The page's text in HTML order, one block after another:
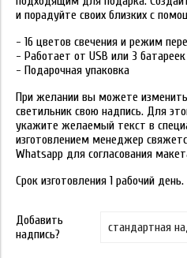
и порадуйте своих близких с
- 16 цветов свечения и режим
- Работает от USB или 3
- Подарочная упаковка
При желании вы можете
светильник свою надпись. Для
укажите желаемый текст в
изготовлением менеджер
Whatsapp для согласования
Срок изготовления 1 рабочий день.
Добавить
надпись?